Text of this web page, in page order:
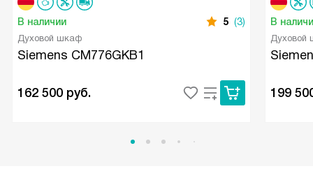
В наличии 5 (3)
Духовой шкаф
Siemens CM776GKB1
162 500 руб.
В
Духовой
199